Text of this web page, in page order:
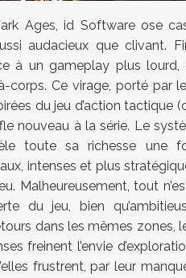
Ages, id Software ose
audacieux que clivant.
à un gameplay plus
corps. Ce virage, porté par
du jeu d’action tactique
nouveau à la série. Le
toute sa richesse une
intenses et plus
Malheureusement, tout
du jeu, bien
dans les mêmes zones,
freinent l’envie
frustrent, par leur